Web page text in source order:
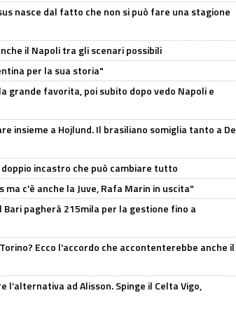
nasce dal fatto che non si può fare una stagione
il Napoli tra gli scenari possibili
per la sua storia"
grande favorita, poi subito dopo vedo Napoli e
insieme a Hojlund. Il brasiliano somiglia tanto a De
incastro che può cambiare tutto
c'è anche la Juve, Rafa Marin in uscita"
Bari pagherà 215mila per la gestione fino a
Ecco l'accordo che accontenterebbe anche il
l’alternativa ad Alisson. Spinge il Celta Vigo,